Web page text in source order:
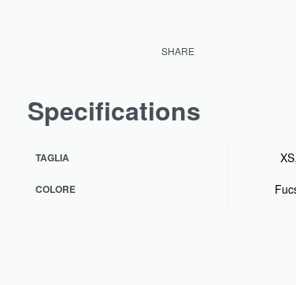
SHARE
Specifications
TAGLIA XS,
COLORE